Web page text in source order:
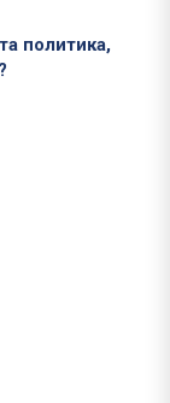
политика,